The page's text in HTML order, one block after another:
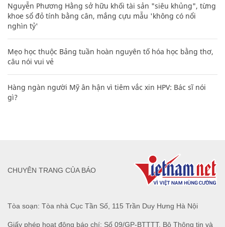
Nguyễn Phương Hằng sở hữu khối tài sản "siêu khủng", từng
khoe sổ đỏ tính bằng cân, mắng cựu mẫu 'không có nổi
nghìn tỷ'
Mẹo học thuộc Bảng tuần hoàn nguyên tố hóa học bằng thơ,
câu nói vui vẻ
Hàng ngàn người Mỹ ân hận vì tiêm vắc xin HPV: Bác sĩ nói
gì?
Tòa soạn: Tòa nhà Cục Tần Số, 115 Trần Duy Hưng Hà Nội
Giấy phép hoạt động báo chí: Số 09/GP-BTTTT, Bộ Thông tin và
CHUYÊN TRANG CỦA BÁO